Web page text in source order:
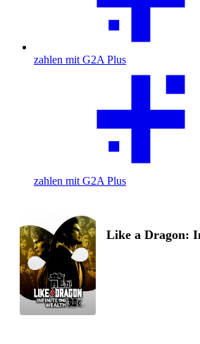
zahlen mit G2A Plus
zahlen mit G2A Plus
Like a Dragon: